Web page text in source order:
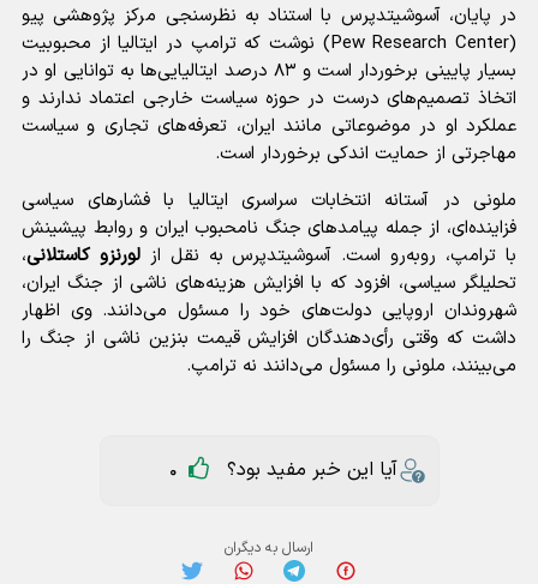
در پایان، آسوشیتدپرس با استناد به نظرسنجی مرکز پژوهشی پیو
(Pew Research Center) نوشت که ترامپ در ایتالیا از محبوبیت
بسیار پایینی برخوردار است و ۸۳ درصد ایتالیایی‌ها به توانایی او در
اتخاذ تصمیم‌های درست در حوزه سیاست خارجی اعتماد ندارند و
عملکرد او در موضوعاتی مانند ایران، تعرفه‌های تجاری و سیاست
مهاجرتی از حمایت اندکی برخوردار است.
ملونی در آستانه انتخابات سراسری ایتالیا با فشارهای سیاسی
فزاینده‌ای، از جمله پیامدهای جنگ نامحبوب ایران و روابط پیشینش
با ترامپ، روبه‌رو است. آسوشیتدپرس به نقل ازلورنزو کاستلانی،
تحلیلگر سیاسی، افزود که با افزایش هزینه‌های ناشی از جنگ ایران،
شهروندان اروپایی دولت‌های خود را مسئول می‌دانند. وی اظهار
داشت که وقتی رأی‌دهندگان افزایش قیمت بنزین ناشی از جنگ را
می‌بینند، ملونی را مسئول می‌دانند نه ترامپ.
آیا این خبر مفید بود؟ 0
ارسال به دیگران